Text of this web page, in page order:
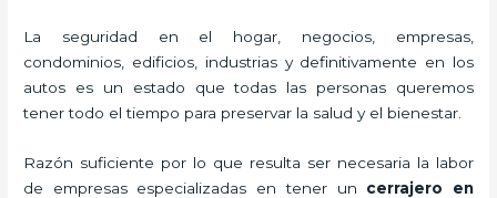
La seguridad en el hogar, negocios, empresas,
condominios, edificios, industrias y definitivamente en los
autos es un estado que todas las personas queremos
tener todo el tiempo para preservar la salud y el bienestar.
Razón suficiente por lo que resulta ser necesaria la labor
de empresas especializadas en tener un cerrajero en